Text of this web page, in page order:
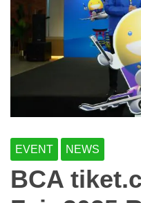
EVENT NEWS
BCA